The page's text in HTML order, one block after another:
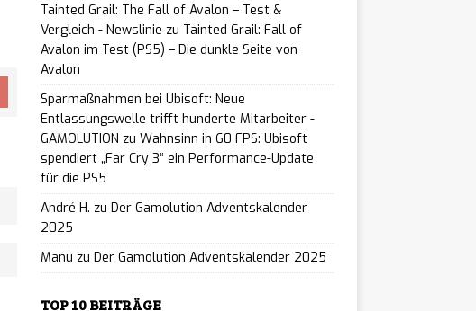
Tainted Grail: The Fall of Avalon – Test &
Vergleich - Newslinie zu Tainted Grail: Fall of
Avalon im Test (PS5) – Die dunkle Seite von
Avalon
Sparmaßnahmen bei Ubisoft: Neue
Entlassungswelle trifft hunderte Mitarbeiter -
GAMOLUTION zu Wahnsinn in 60 FPS: Ubisoft
spendiert „Far Cry 3“ ein Performance-Update
für die PS5
André H. zu Der Gamolution Adventskalender
2025
Manu zu Der Gamolution Adventskalender 2025
TOP 10 BEITRÄGE